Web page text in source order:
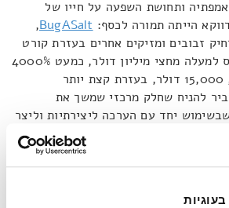
ותחושת השפעה על חייו של
הייתה תמורה לכסף: BugASalt
,
זבובים ומזיקים אחרים בעזרת קורט
מלח שולחן בלבד, גייס למעלה מחצי מיליון דולר, כמעט 4000%
מהסכום שביקש היזם, 15,000 דולר, בעזרת קצת יותר
סביר להניח שחלק מרכזי שמשך את
יחד עם הערכה ליצירתיות וליצר
רובוט ענק בשם סטומפי